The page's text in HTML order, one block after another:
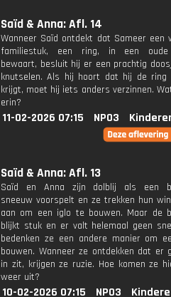
Saïd & Anna: Afl. 14
Wanneer Saïd ontdekt dat Sameer een
familiestuk, een ring, in een oude
bewaart, besluit hij er een prachtig
knutselen. Als hij hoort dat hij de ring
krijgt, moet hij iets anders verzinnen.
erin?
11-02-2026 07:15 NPO3
Saïd & Anna: Afl. 13
Saïd en Anna zijn dolblij als een
sneeuw voorspelt en ze trekken hun
aan om een iglo te bouwen. Maar de
blijkt stuk en er valt helemaal geen
bedenken ze een andere manier om
bouwen. Wanneer ze ontdekken dat er
in zit, krijgen ze ruzie. Hoe komen ze
weer uit?
10-02-2026 07:15 NPO3